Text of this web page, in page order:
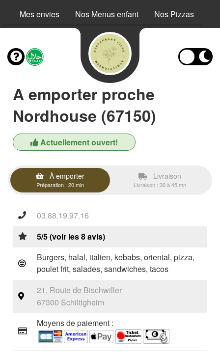
Mes envies Nos Menus enfant Nos Pizzas
A emporter proche
Nordhouse (67150)
Actuellement ouvert!
À emporter
Préparation : 20 min
Livraison
Livraison : 30 à 45 mn
03.88.19.97.16
5/5 (voir les 8 avis)
Burgers, halal, italien, kebabs, oriental, pizza,
poulet frit, salades, sandwiches, tacos
21, Route de Bischwiller
67300 Schiltigheim
Moyens de paiement :